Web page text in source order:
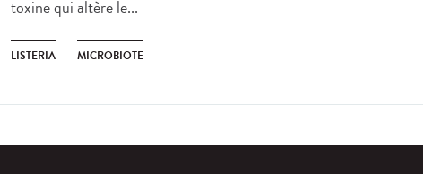
toxine qui altère le...
LISTERIA MICROBIOTE